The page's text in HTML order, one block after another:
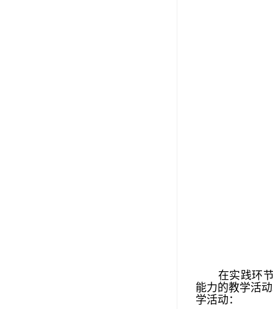
在实践环
能力的教学活
学活动：